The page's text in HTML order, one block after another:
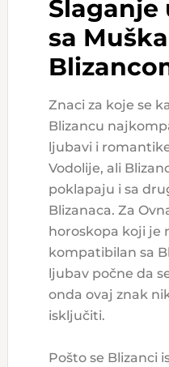
Slaganje
sa
Znaci za koje se
Blizancu
ljubavi i
Vodolije, ali
poklapaju i sa
Blizanaca. Za
horoskopa koji je
kompatibilan sa
ljubav počne da
onda ovaj znak
isključiti.
Pošto se Blizanci